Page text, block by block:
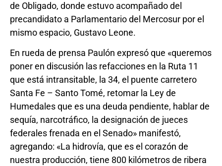
de Obligado, donde estuvo acompañado del
precandidato a Parlamentario del Mercosur por el
mismo espacio, Gustavo Leone.
En rueda de prensa Paulón expresó que «queremos
poner en discusión las refacciones en la Ruta 11
que está intransitable, la 34, el puente carretero
Santa Fe – Santo Tomé, retomar la Ley de
Humedales que es una deuda pendiente, hablar de
sequía, narcotráfico, la designación de jueces
federales frenada en el Senado» manifestó,
agregando: «La hidrovía, que es el corazón de
nuestra producción, tiene 800 kilómetros de ribera